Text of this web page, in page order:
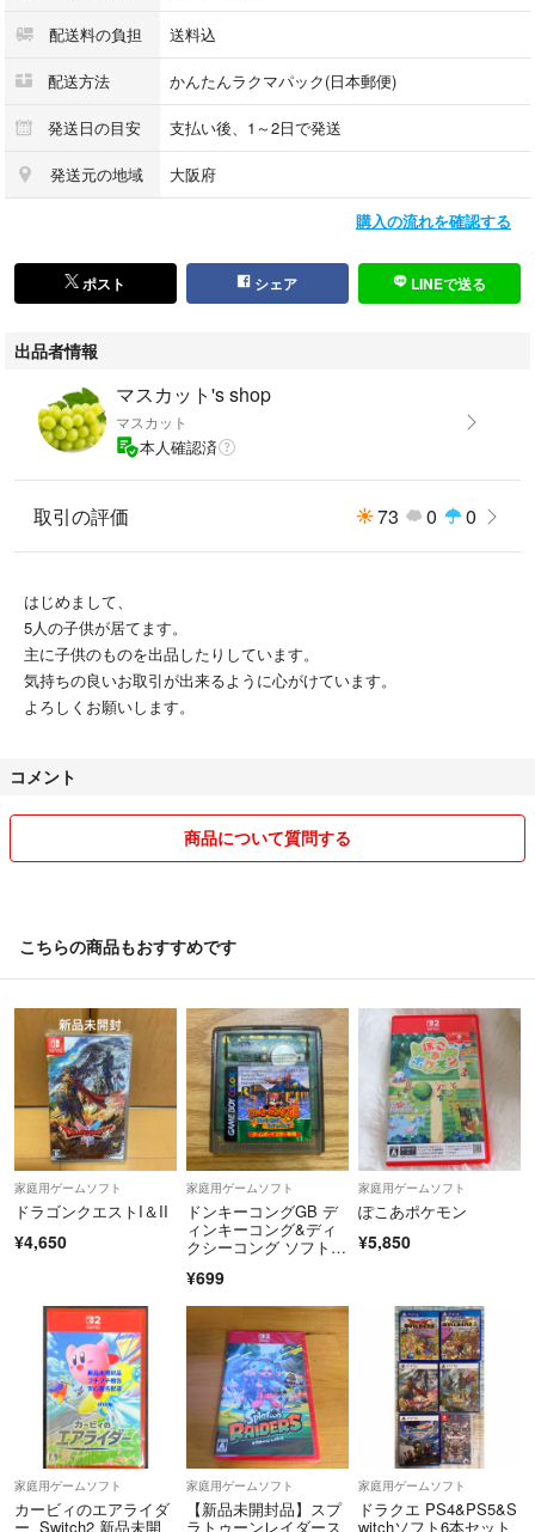
配送料の負担 送料込
配送方法 かんたんラクマパック(日本郵便)
発送日の目安 支払い後、1～2日で発送
発送元の地域 大阪府
購入の流れを確認する
ポスト シェア LINEで送る
出品者情報
マスカット's shop
マスカット
本人確認済
取引の評価 73 0 0
はじめまして、
5人の子供が居てます。
主に子供のものを出品したりしています。
気持ちの良いお取引が出来るように心がけています。
よろしくお願いします。
コメント
商品について質問する
こちらの商品もおすすめです
家庭用ゲームソフト
ドラゴンクエストI＆II
¥4,650
家庭用ゲームソフト
ドンキーコングGB デ
ィンキーコング&ディ
クシーコング ソフトの
¥699
家庭用ゲームソフト
ぽこあポケモン
¥5,850
家庭用ゲームソフト
カービィのエアライダ
ー Switch2 新品未開
家庭用ゲームソフト
【新品未開封品】スプ
ラトゥーンレイダース
家庭用ゲームソフト
ドラクエ PS4&PS5&S
witchソフト6本セット